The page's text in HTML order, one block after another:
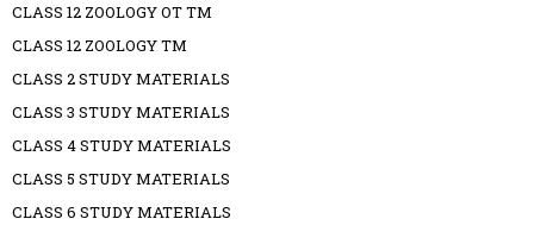
CLASS 12 ZOOLOGY OT TM
CLASS 12 ZOOLOGY TM
CLASS 2 STUDY MATERIALS
CLASS 3 STUDY MATERIALS
CLASS 4 STUDY MATERIALS
CLASS 5 STUDY MATERIALS
CLASS 6 STUDY MATERIALS